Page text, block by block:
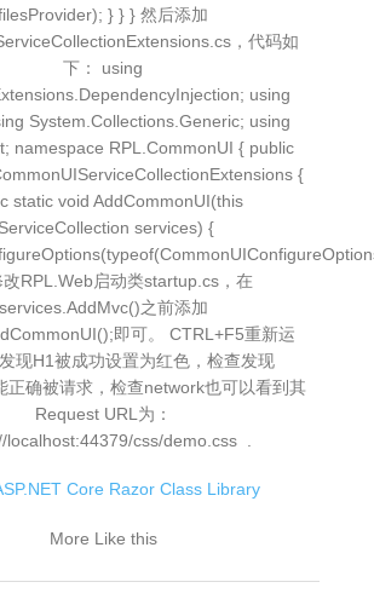
} } } 然后添加
，代码如
下： using
using
System.Collections.Generic; using
namespace RPL.CommonUI { public
{
static void AddCommonUI(this
services) {
RPL.Web启动类startup.cs，在
services.AddMvc()之前添加
即可。 CTRL+F5重新运
现H1被成功设置为红色，检查发现
正确被请求，检查network也可以看到其
Request URL为：
localhost:44379/css/demo.css .
Core Razor Class Library
More Like this